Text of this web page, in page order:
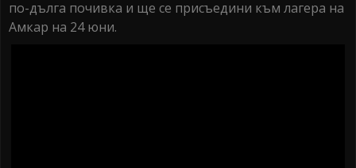
по-дълга почивка и ще се присъедини към лагера на
Амкар на 24 юни.